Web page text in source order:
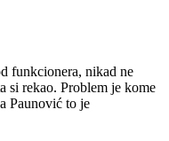
funkcionera, nikad ne
si rekao. Problem je kome
Paunović to je